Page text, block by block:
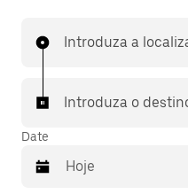
Introduza a
Introduza o
Date